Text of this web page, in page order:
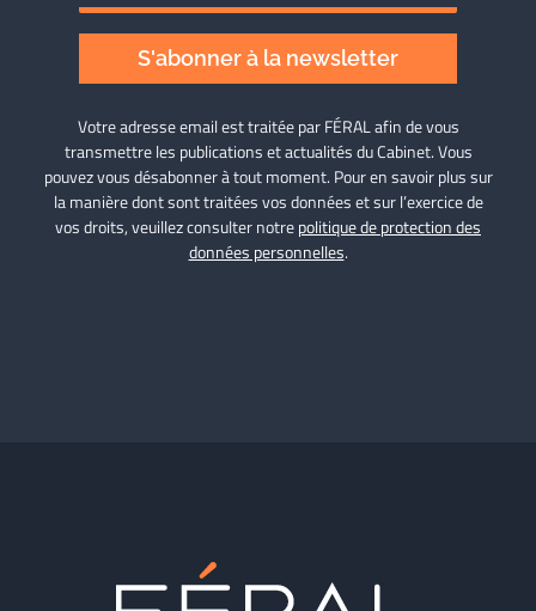
S'abonner à la newsletter
Votre adresse email est traitée par FÉRAL afin de vous
transmettre les publications et actualités du Cabinet. Vous
pouvez vous désabonner à tout moment. Pour en savoir plus sur
la manière dont sont traitées vos données et sur l’exercice de
vos droits, veuillez consulter notrepolitique de protection des
données personnelles.